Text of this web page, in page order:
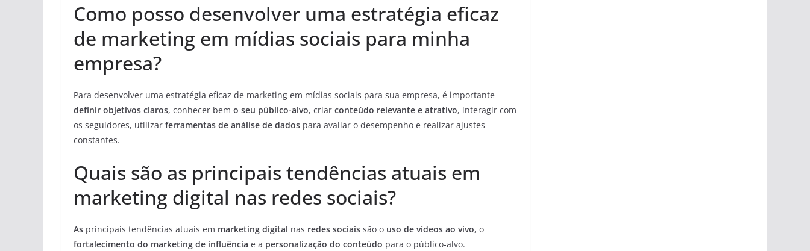
Como posso desenvolver uma estratégia eficaz
de marketing em mídias sociais para minha
empresa?
Para desenvolver uma estratégia eficaz de marketing em mídias sociais para sua empresa, é importante
definir objetivos claros, conhecer bem o seu público-alvo, criar conteúdo relevante e atrativo, interagir com
os seguidores, utilizar ferramentas de análise de dados para avaliar o desempenho e realizar ajustes
constantes.
Quais são as principais tendências atuais em
marketing digital nas redes sociais?
As principais tendências atuais em marketing digital nas redes sociais são o uso de vídeos ao vivo, o
fortalecimento do marketing de influência e a personalização do conteúdo para o público-alvo.